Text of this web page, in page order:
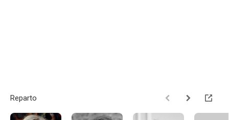
Reparto